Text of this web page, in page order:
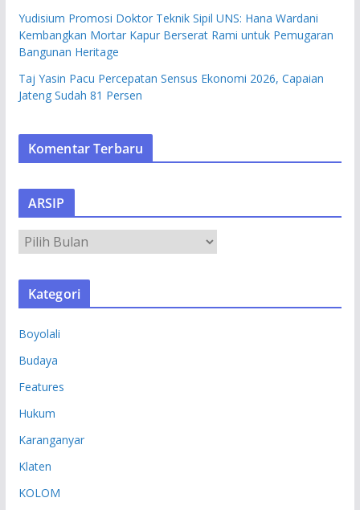
Yudisium Promosi Doktor Teknik Sipil UNS: Hana Wardani
Kembangkan Mortar Kapur Berserat Rami untuk Pemugaran
Bangunan Heritage
Taj Yasin Pacu Percepatan Sensus Ekonomi 2026, Capaian
Jateng Sudah 81 Persen
Komentar Terbaru
ARSIP
R
S
Kategori
Boyolali
Budaya
Features
Hukum
Karanganyar
Klaten
KOLOM